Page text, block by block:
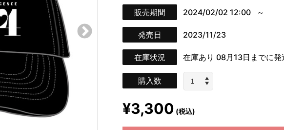
販売期間 2024/02/02 12:00
発売日 2023/11/23
在庫状況 在庫あり 08月13日までに発
購入数
¥3,300 (税込)